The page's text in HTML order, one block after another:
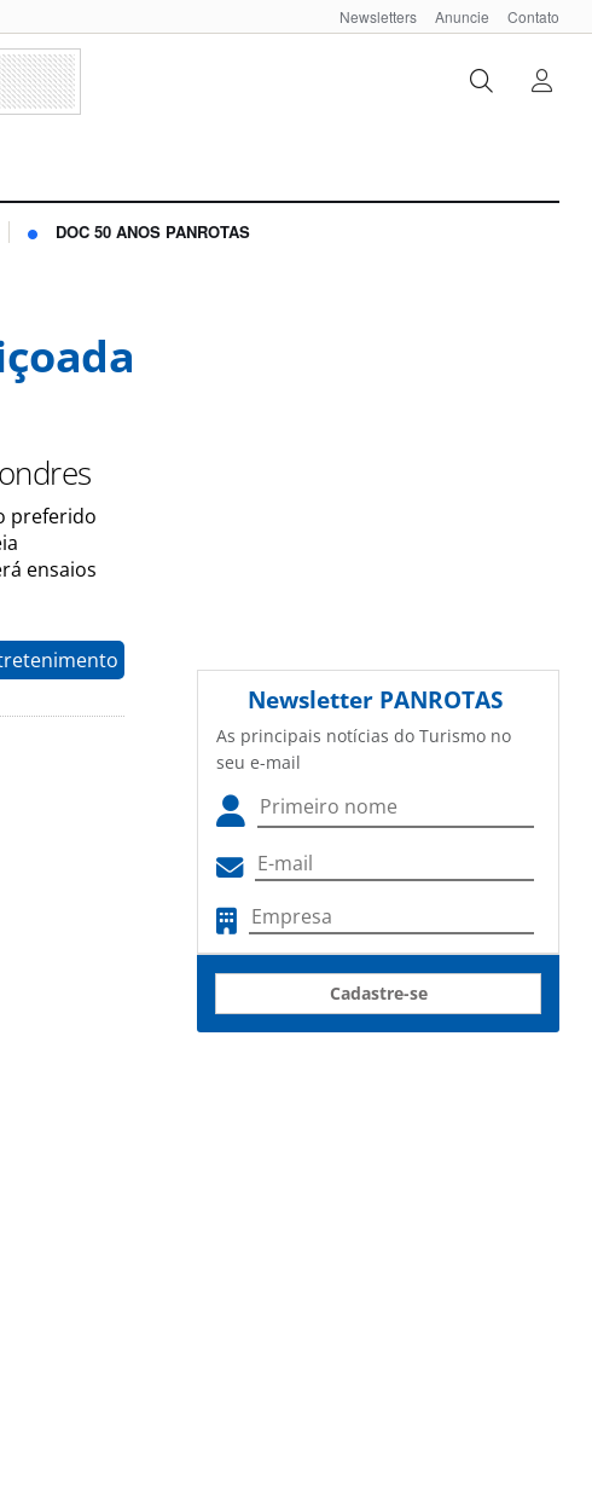
Newsletters Anuncie Contato
DOC 50 ANOS PANROTAS
preferido
ensaios
Newsletter PANROTAS
As principais notícias do Turismo no
seu e-mail
Cadastre-se